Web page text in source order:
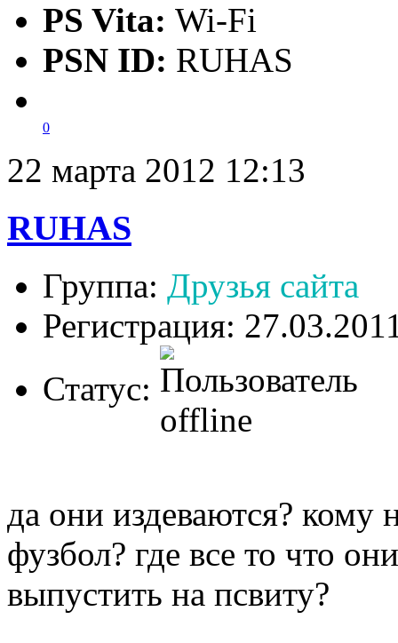
PS Vita: Wi-Fi
PSN ID: RUHAS
0
22 марта 2012 12:13
RUHAS
Группа: Друзья сайта
Регистрация:
Статус:
да они издеваются? кому
фузбол? где все то что
выпустить на псвиту?